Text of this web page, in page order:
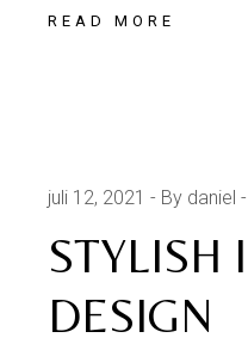
READ MORE
juli 12, 2021 By daniel
STYLISH
DESIGN